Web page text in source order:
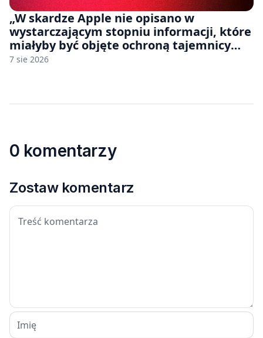
„W skardze Apple nie opisano w
wystarczającym stopniu informacji, które
miałyby być objęte ochroną tajemnicy
handlowej”. OpenAI żąda odrzucenia
7 sie 2026
0 komentarzy
Zostaw komentarz